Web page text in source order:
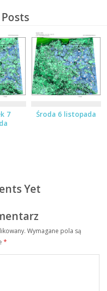
7
Środa 6 listopada
Yet
Wymagane pola są
*